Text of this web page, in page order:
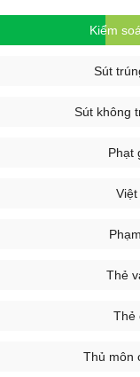
Kiểm
Sút
Sút không
Phạt
Việt
Thẻ
Thẻ
Thủ môn